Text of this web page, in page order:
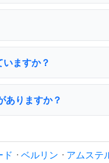
ますか？
りますか？
ド · ベルリン · アムステ